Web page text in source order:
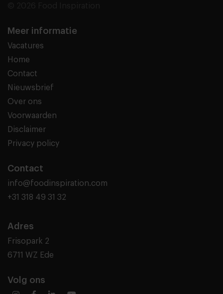
Meer informatie
Vacatures
Home
Contact
Nieuwsbrief
Over ons
Voorwaarden
Disclaimer
Privacy policy
Contact
info@foodinspiration.com
+31 318 49 31 32
Adres
Frisopark 2
6711 WZ Ede
Volg ons